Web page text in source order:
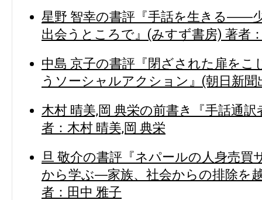
星野 智幸の書評『手話を生きる――
出会うところで』(みすず書房) 著者
中島 京子の書評『閉ざされた扉をこ
うソーシャルアクション』(朝日新聞
木村 晴美,岡 典栄の前書き『手話通
者：木村 晴美,岡 典栄
旦 敬介の書評『ネパールの人身売買
から学ぶ―家族、社会からの排除を
者：田中 雅子